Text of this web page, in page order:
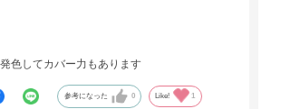
色してカバー力もあります
参考になった 0 Like! 1